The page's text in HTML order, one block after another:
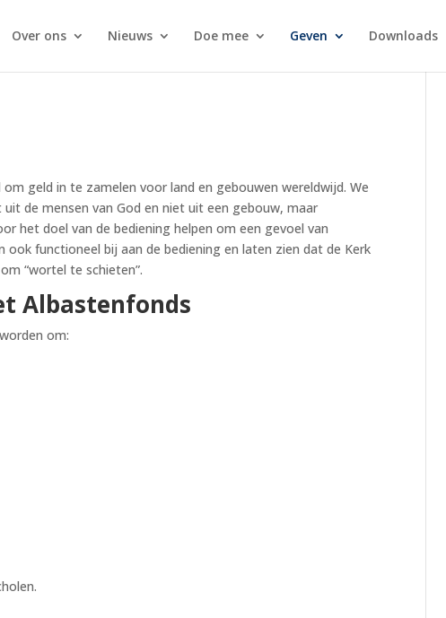
Over ons Nieuws Doe mee Geven Downloads
geld in te zamelen voor land en gebouwen wereldwijd. We
de mensen van God en niet uit een gebouw, maar
het doel van de bediening helpen om een gevoel van
functioneel bij aan de bediening en laten zien dat de Kerk
“wortel te schieten”.
Albastenfonds
om: